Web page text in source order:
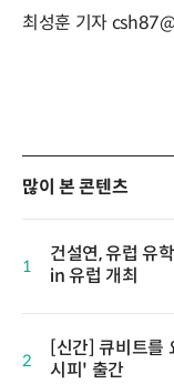
최성훈 기자
많이 본 콘텐츠
1
건설연, 유럽 유
in 유럽 개최
2
[신간] 큐비트를
시피' 출간